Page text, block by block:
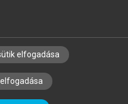
KÖNYVTÁROSOKNAK
ALAPELVEK
elfogadása